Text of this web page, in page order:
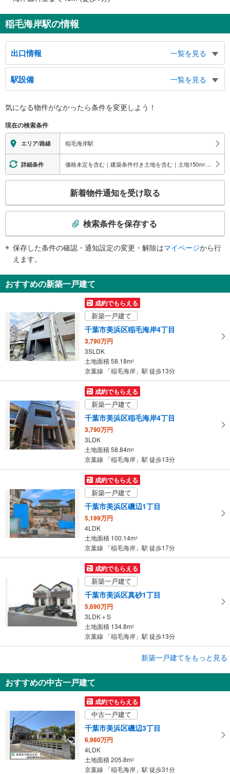
稲毛海岸駅の情報
出口情報
一覧を見る
北口
東京歯科大学千葉校舎、稲毛浅間神社、千葉西警察署
南口
バスのりば、タクシーのりば、稲毛海浜公園、三陽メディアフラワーミュージ
西高等学校
駅設備
一覧を見る
※段差なしでの移動経路
地上⇔改札⇔ホーム：○
エレベータ
・各ホーム⇔改札
エスカレータ
・各ホーム⇔改札
・改札内
・点字運賃表
気になる物件がなかったら条件を変更しよう！
現在の検索条件
エリア/路線 稲毛海岸駅
詳細条件 価格未定を含む｜建築条件付き土地を含む｜土地150m2 以上
検
知
を
け
取
る
・
条
イ
ペ
ー
ジ
に
存
る
新着物件通知を受け取る
検索条件を保存する
保存した条件の確認・通知設定の変更・解除はマイページから行
えます。
おすすめの新築一戸建て
成約でもらえる
新築一戸建て
千葉市美浜区稲毛海岸4丁目
3,790万円
3SLDK
土地面積 58.18m2
京葉線 「稲毛海岸」駅 徒歩13分
成約でもらえる
新築一戸建て
千葉市美浜区稲毛海岸4丁目
3,790万円
3LDK
土地面積 58.84m2
京葉線 「稲毛海岸」駅 徒歩13分
成約でもらえる
新築一戸建て
千葉市美浜区磯辺1丁目
5,199万円
4LDK
土地面積 100.14m2
京葉線 「稲毛海岸」駅 徒歩17分
成約でもらえる
新築一戸建て
千葉市美浜区真砂1丁目
5,690万円
3LDK＋S
土地面積 134.8m2
京葉線 「稲毛海岸」駅 徒歩13分
千葉市美浜区稲毛海岸4丁目
3,790万円
3SLDK
土地面積 58.84m
京葉線 「稲毛海岸」駅 徒歩13分
新築一戸建てをもっと見る
おすすめの中古一戸建て
成約でもらえる
中古一戸建て
千葉市美浜区磯辺3丁目
6,980万円
4LDK
土地面積 205.8m2
京葉線 「稲毛海岸」駅 徒歩31分